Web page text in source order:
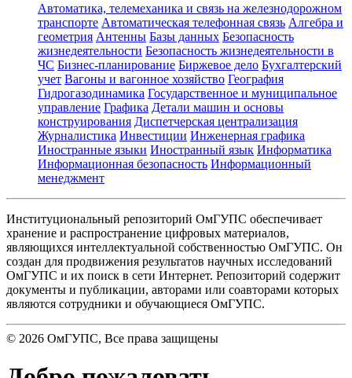
Автоматика, телемеханика и связь на железнодорожном
транспорте Автоматическая телефонная связь Алгебра и
геометрия Антенны Базы данных Безопасность
жизнедеятельности Безопасность жизнедеятельности в
ЧС Бизнес-планирование Биржевое дело Бухгалтерский
учет Вагоны и вагонное хозяйство География
Гидрогазодинамика Государственное и муниципальное
управление Графика Детали машин и основы
конструирования Диспетчерская централизация
Журналистика Инвестиции Инженерная графика
Иностранные языки Иностранный язык Информатика
Информационная безопасность Информационный
менеджмент
Институциональный репозиторий ОмГУПС обеспечивает
хранение и распространение цифровых материалов,
являющихся интеллектуальной собственностью ОмГУПС. Он
создан для продвижения результатов научных исследований
ОмГУПС и их поиск в сети Интернет. Репозиторий содержит
документы и публикации, авторами или соавторами которых
являются сотрудники и обучающиеся ОмГУПС.
© 2026 ОмГУПС, Все права защищены